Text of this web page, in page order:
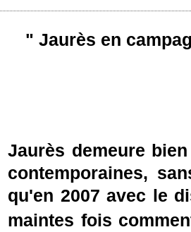
" Jaurès en
Jaurès demeure
contemporaines,
qu'en 2007 avec le
maintes fois